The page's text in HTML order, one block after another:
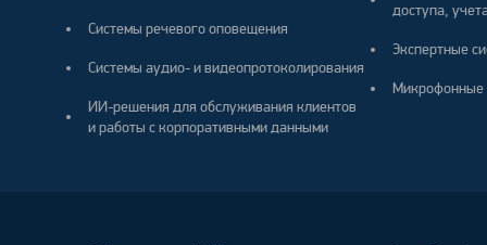
Системы речевого оповещения
Системы аудио- и видеопротоколирования
ИИ-решения для обслуживания клиентов
и работы с корпоративными данными
доступа,
Экспертные
Микрофонные